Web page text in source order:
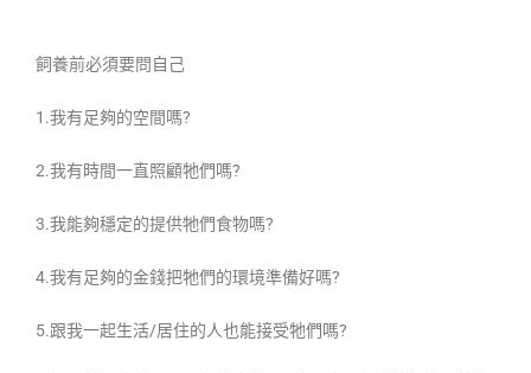
飼養前必須要問自己
1.我有足夠的空間嗎?
2.我有時間一直照顧牠們嗎?
3.我能夠穩定的提供牠們食物嗎?
4.我有足夠的金錢把牠們的環境準備好嗎?
5.跟我一起生活/居住的人也能接受牠們嗎?